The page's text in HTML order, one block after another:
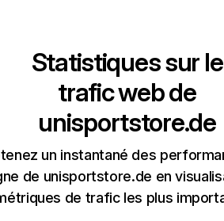
Statistiques sur le
trafic web de
unisportstore.de
un instantané des
de unisportstore.de en
de trafic les plus